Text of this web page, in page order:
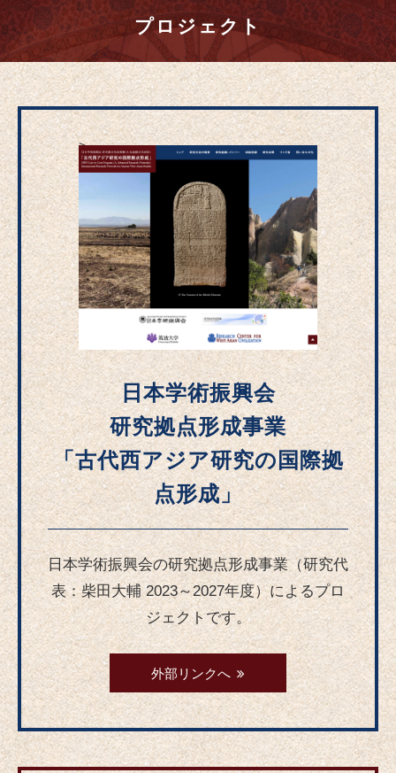
プロジェクト
>
日本学術振興会
研究拠点形成事業
「古代西アジア研究の国際拠
点形成」
日本学術振興会の研究拠点形成事業（研究代
表：柴田大輔 2023～2027年度）によるプロ
ジェクトです。
外部リンクへ